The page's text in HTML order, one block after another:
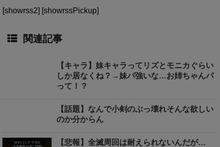
[showrss2] [showrssPickup]
関連記事
【キャラ】妹キャラってリズとモニカぐらい
しか居なくね？→妹パ強いな…お姉ちゃんパ
って！？
【話題】なんで小剣のぶっ壊れそんな欲しい
のか分からん
【悲報】全滅周回は耐えられないんだが…